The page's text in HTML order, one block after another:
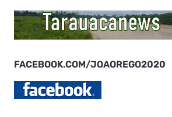
FACEBOOK.COM/JOAOREGO2020